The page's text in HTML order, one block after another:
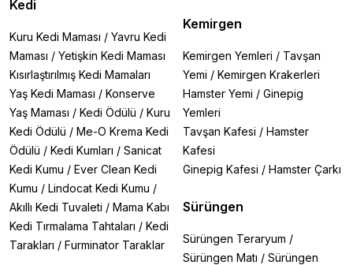
Kedi
Kuru Kedi Maması / Yavru Kedi
Maması / Yetişkin Kedi Maması
Kısırlaştırılmış Kedi Mamaları
Yaş Kedi Maması / Konserve
Yaş Maması / Kedi Ödülü / Kuru
Kedi Ödülü / Me-O Krema Kedi
Ödülü / Kedi Kumları / Sanicat
Kedi Kumu / Ever Clean Kedi
Kumu / Lindocat Kedi Kumu /
Akıllı Kedi Tuvaleti / Mama Kabı
Kedi Tırmalama Tahtaları / Kedi
Tarakları / Furminator Taraklar
Kemirgen
Kemirgen Yemleri / Tavşan
Yemi / Kemirgen Krakerleri
Hamster Yemi / Ginepig
Yemleri
Tavşan Kafesi / Hamster
Kafesi
Ginepig Kafesi / Hamster Çarkı
Sürüngen
Sürüngen Teraryum /
Sürüngen Matı / Sürüngen